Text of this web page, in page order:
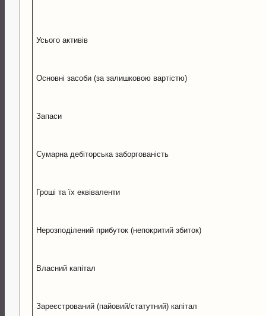
Усього активів
Основні засоби (за залишковою вартістю)
Запаси
Сумарна дебіторська заборгованість
Гроші та їх еквіваленти
Нерозподілений прибуток (непокритий збиток)
Власний капітал
Зареєстрований (пайовий/статутний) капітал